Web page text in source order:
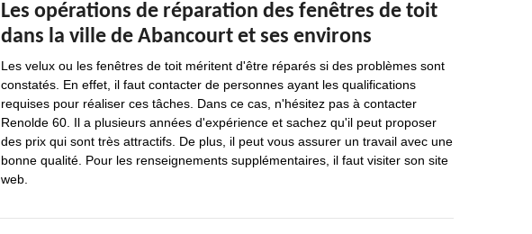
Les opérations de réparation des fenêtres de toit
dans la ville de Abancourt et ses environs
Les velux ou les fenêtres de toit méritent d'être réparés si des problèmes sont
constatés. En effet, il faut contacter de personnes ayant les qualifications
requises pour réaliser ces tâches. Dans ce cas, n'hésitez pas à contacter
Renolde 60. Il a plusieurs années d'expérience et sachez qu'il peut proposer
des prix qui sont très attractifs. De plus, il peut vous assurer un travail avec une
bonne qualité. Pour les renseignements supplémentaires, il faut visiter son site
web.